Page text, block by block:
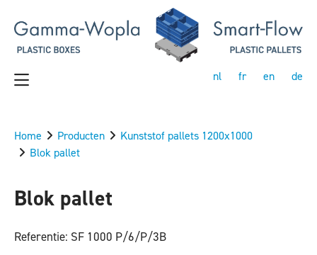
nl fr en de
Home Producten
Kunststof pallets 1200x1000
Blok pallet
Blok pallet
Referentie: SF 1000 P/6/P/3B